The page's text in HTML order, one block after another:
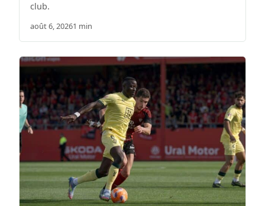
club.
août 6, 20261 min